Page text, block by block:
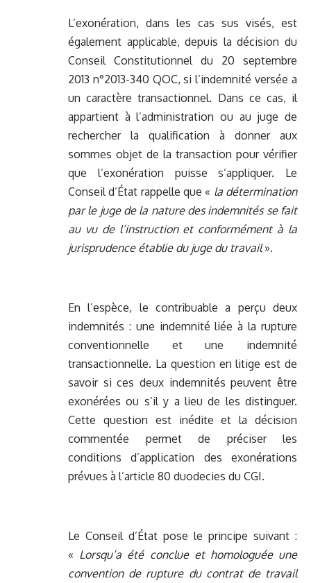
L’exonération, dans les cas sus visés, est
également applicable, depuis la décision du
Conseil Constitutionnel du 20 septembre
2013 n°2013-340 QOC, si l’indemnité versée a
un caractère transactionnel. Dans ce cas, il
appartient à l’administration ou au juge de
rechercher la qualification à donner aux
sommes objet de la transaction pour vérifier
que l’exonération puisse s’appliquer. Le
Conseil d’État rappelle que « la détermination
par le juge de la nature des indemnités se fait
au vu de l’instruction et conformément à la
jurisprudence établie du juge du travail».
En l’espèce, le contribuable a perçu deux
indemnités : une indemnité liée à la rupture
conventionnelle et une indemnité
transactionnelle. La question en litige est de
savoir si ces deux indemnités peuvent être
exonérées ou s’il y a lieu de les distinguer.
Cette question est inédite et la décision
commentée permet de préciser les
conditions d’application des exonérations
prévues à l’article 80 duodecies du CGI.
Le Conseil d’État pose le principe suivant :
« Lorsqu’a été conclue et homologuée une
convention de rupture du contrat de travail